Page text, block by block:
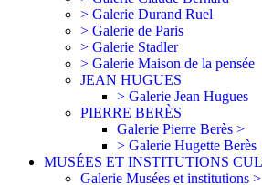
> Galerie Durand Ruel
> Galerie de Paris
> Galerie Stadler
> Galerie Maison de la pensée
JEAN HUGUES
> Galerie Jean Hugues
PIERRE BERÈS
Galerie Pierre Berès >
> Galerie Hugette Berès
MUSÉES ET INSTITUTIONS
Galerie Musées et institutions >